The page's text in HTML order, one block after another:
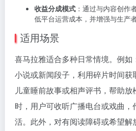
收益分成模式 ：通过与内容创作
低平台运营成本，并增强与生产
适用场景
喜马拉雅适合多种日常情境。例如
小说或新闻段子，利用碎片时间获
儿童睡前故事或相声评书，帮助放
时，用户可收听广播电台或戏曲，
活。此外，对有阅读障碍或希望解